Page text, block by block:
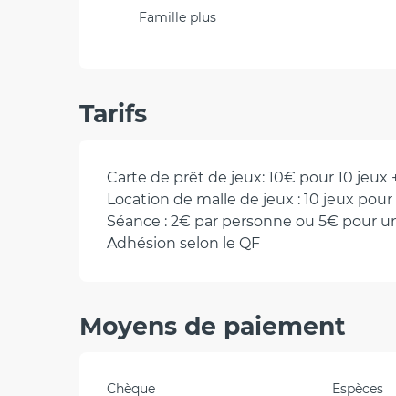
Famille plus
Tarifs
Carte de prêt de jeux: 10€ pour 10 jeux
Location de malle de jeux : 10 jeux
Séance : 2€ par personne ou 5€ pour
Adhésion selon le QF
Moyens de paiement
Chèque Espèces